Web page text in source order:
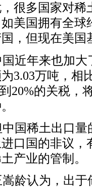
很多国家对稀
美国拥有全球
，但现在美国
国近年来也加大
3.03万吨，相
20%的关税，
中国稀土出口
口国的非议，
产业的管制。
嵩龄认为，出